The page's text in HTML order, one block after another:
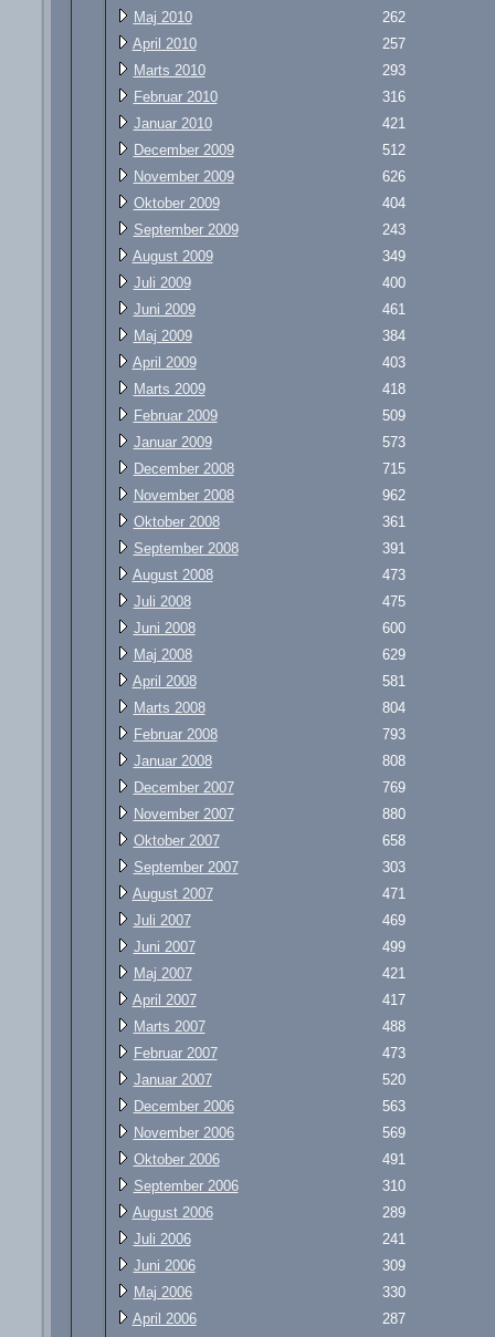
Maj 2010
262
April 2010
257
Marts 2010
293
Februar 2010
316
Januar 2010
421
December 2009
512
November 2009
626
Oktober 2009
404
September 2009
243
August 2009
349
Juli 2009
400
Juni 2009
461
Maj 2009
384
April 2009
403
Marts 2009
418
Februar 2009
509
Januar 2009
573
December 2008
715
November 2008
962
Oktober 2008
361
September 2008
391
August 2008
473
Juli 2008
475
Juni 2008
600
Maj 2008
629
April 2008
581
Marts 2008
804
Februar 2008
793
Januar 2008
808
December 2007
769
November 2007
880
Oktober 2007
658
September 2007
303
August 2007
471
Juli 2007
469
Juni 2007
499
Maj 2007
421
April 2007
417
Marts 2007
488
Februar 2007
473
Januar 2007
520
December 2006
563
November 2006
569
Oktober 2006
491
September 2006
310
August 2006
289
Juli 2006
241
Juni 2006
309
Maj 2006
330
April 2006
287